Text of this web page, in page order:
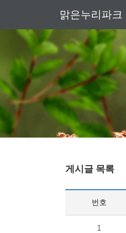
맑은누리파크
게시글 목록
번호
1